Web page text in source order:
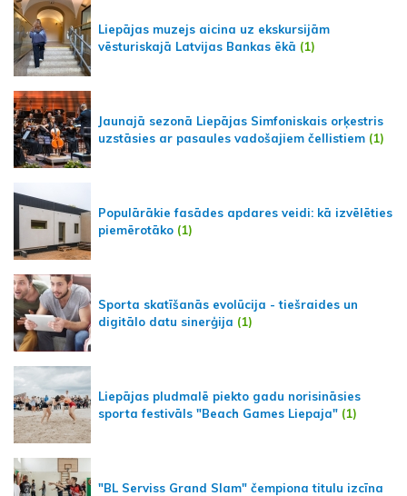
Liepājas muzejs aicina uz ekskursijām
vēsturiskajā Latvijas Bankas ēkā (1)
Jaunajā sezonā Liepājas Simfoniskais orķestris
uzstāsies ar pasaules vadošajiem čellistiem (1)
Populārākie fasādes apdares veidi: kā izvēlēties
piemērotāko (1)
Sporta skatīšanās evolūcija - tiešraides un
digitālo datu sinerģija (1)
Liepājas pludmalē piekto gadu norisināsies
sporta festivāls "Beach Games Liepaja" (1)
"BL Serviss Grand Slam" čempiona titulu izcīna